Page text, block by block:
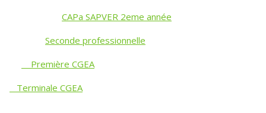
CAPa SAPVER 2eme année
Seconde professionnelle
Première CGEA
Terminale CGEA